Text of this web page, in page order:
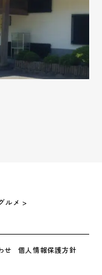
ルメ >
せ
個人情報保護方針